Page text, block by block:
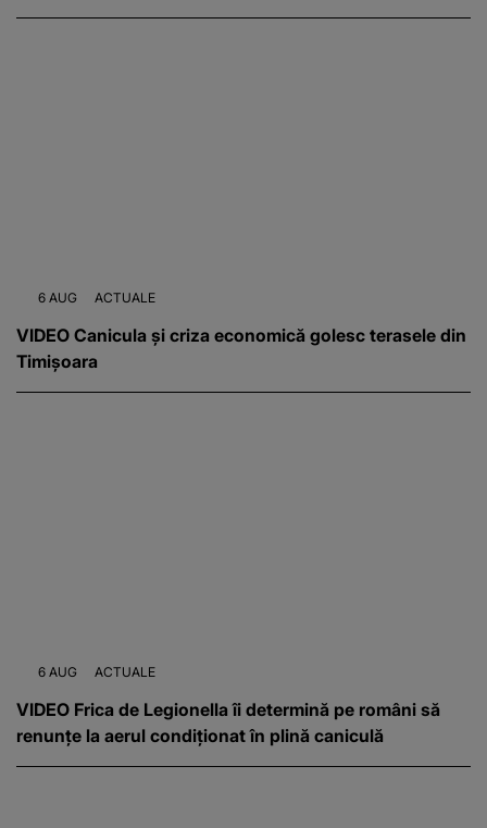
6 AUG ACTUALE
VIDEO Canicula și criza economică golesc terasele din
Timișoara
6 AUG ACTUALE
VIDEO Frica de Legionella îi determină pe români să
renunțe la aerul condiționat în plină caniculă